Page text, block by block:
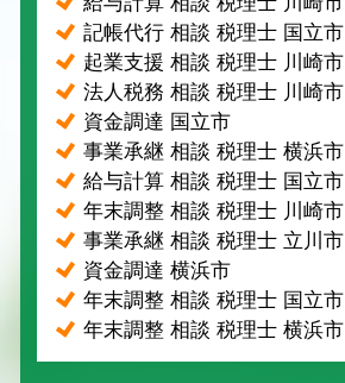
記帳代行 相談 税理士 国立市
起業支援 相談 税理士 川崎市
法人税務 相談 税理士 川崎市
資金調達 国立市
事業承継 相談 税理士 横浜市
給与計算 相談 税理士 国立市
年末調整 相談 税理士 川崎市
事業承継 相談 税理士 立川市
資金調達 横浜市
年末調整 相談 税理士 国立市
年末調整 相談 税理士 横浜市